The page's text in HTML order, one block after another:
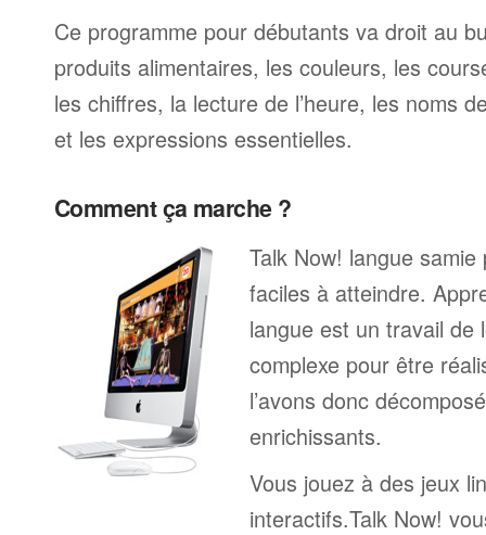
Ce programme pour débutants va droit au
produits alimentaires, les couleurs, les
les chiffres, la lecture de l’heure, les noms
et les expressions essentielles.
Comment ça marche ?
Talk Now! langue
faciles à atteindre.
langue est un travail de
complexe pour être
l’avons donc
enrichissants.
Vous jouez à des jeux
interactifs.Talk Now!